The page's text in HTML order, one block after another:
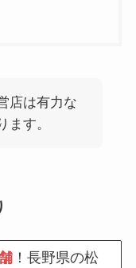
店は有力な
ます。
！長野県の松